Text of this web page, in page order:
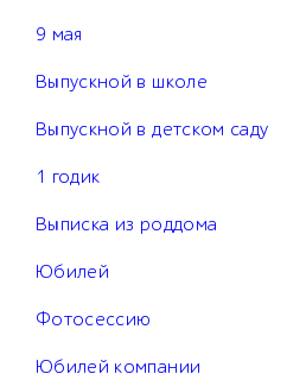
9 мая
Выпускной в школе
Выпускной в детском саду
1 годик
Выписка из роддома
Юбилей
Фотосессию
Юбилей компании